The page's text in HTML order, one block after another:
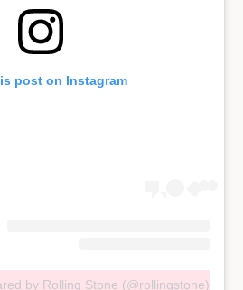
post on Instagram
by Rolling Stone (@rollingstone)